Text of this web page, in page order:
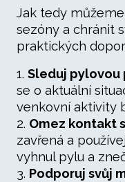
Jak tedy
sezóny a chránit
praktických
1. Sleduj pylovou
se o aktuální
venkovní aktivity
2. Omez kontakt
zavřená a
vyhnul pylu a
3. Podporuj svůj